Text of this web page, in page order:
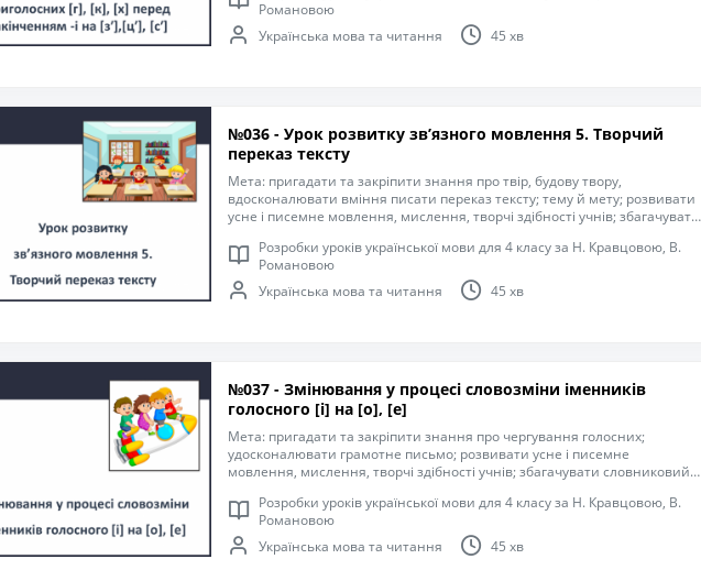
навчального процесу, виконувати розумові операції й практичні дії;
удосконалювати навички письма, пригадати правила оформлення
речень; формувати компетентність спілкуватися рідною мовою;
Романовою
Українська мова та читання
45 хв
№036 - Урок розвитку зв’язного мовлення 5. Творчий
переказ тексту
Мета: пригадати та закріпити знання про твір, будову твору,
вдосконалювати вміння писати переказ тексту; тему й мету; розвивати
усне і писемне мовлення, мислення, творчі здібності учнів; збагачувати
учасниками навчального процесу, виконувати розумові операції й
практичні дії; удосконалювати навички письма, пригадати правила
оформлення речень; формувати компетентність спілкуватися рідною
мовою; виховувати уважність, старанність, інтерес до навчання.
Розробки уроків української мови для 4 класу за Н. Кравцовою, В.
Романовою
Українська мова та читання
45 хв
№037 - Змінювання у процесі словозміни іменників
голосного [і] на [о], [е]
Мета: пригадати та закріпити знання про чергування голосних;
удосконалювати грамотне письмо; розвивати усне і писемне
мовлення, мислення, творчі здібності учнів; збагачувати словниковий
здатність співпрацювати з іншими учасниками навчального процесу,
виконувати розумові операції й практичні дії; удосконалювати навички
письма, пригадати правила оформлення речень; формувати
компетентність спілкуватися рідною мовою; виховувати уважність,
Розробки уроків української мови для 4 класу за Н. Кравцовою, В.
Романовою
Українська мова та читання
45 хв